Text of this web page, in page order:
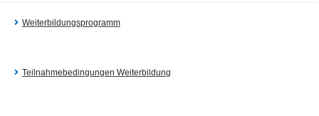
Weiterbildungsprogramm
Teilnahmebedingungen Weiterbildung